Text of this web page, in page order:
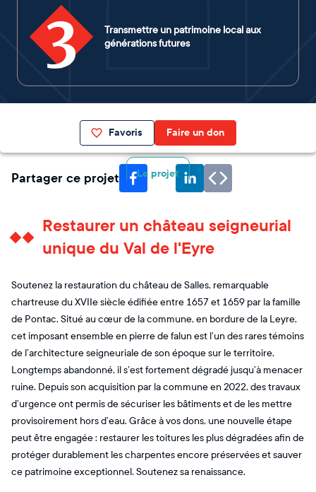
3
Transmettre un patrimoine local aux
générations futures
Favoris Faire un don
Le projet
Partager ce projet
Restaurer un château seigneurial
unique du Val de l'Eyre
Soutenez la restauration du château de Salles, remarquable
chartreuse du XVIIe siècle édifiée entre 1657 et 1659 par la famille
de Pontac. Situé au cœur de la commune, en bordure de la Leyre,
cet imposant ensemble en pierre de falun est l’un des rares témoins
de l’architecture seigneuriale de son époque sur le territoire.
Longtemps abandonné, il s’est fortement dégradé jusqu’à menacer
ruine. Depuis son acquisition par la commune en 2022, des travaux
d’urgence ont permis de sécuriser les bâtiments et de les mettre
provisoirement hors d’eau. Grâce à vos dons, une nouvelle étape
peut être engagée : restaurer les toitures les plus dégradées afin de
protéger durablement les charpentes encore préservées et sauver
ce patrimoine exceptionnel. Soutenez sa renaissance.